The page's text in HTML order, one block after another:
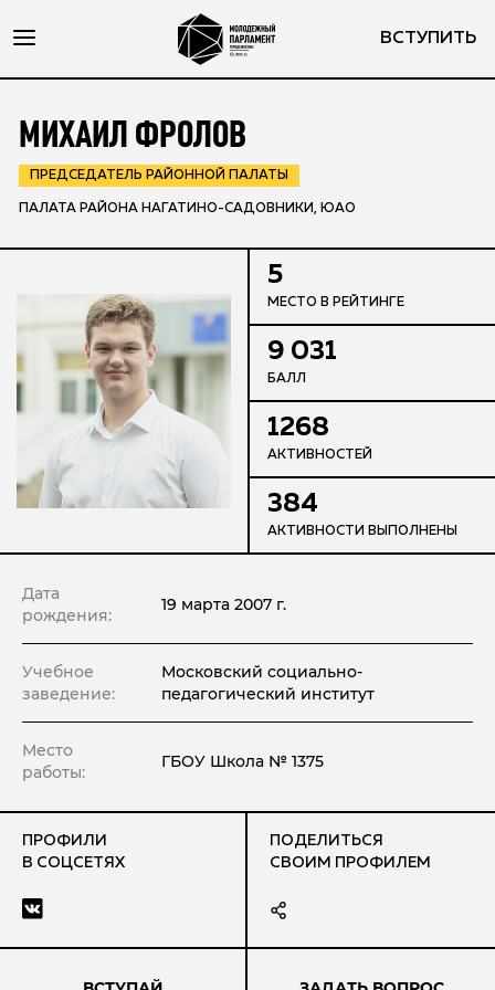
ВСТУПИТЬ
МИХАИЛ ФРОЛОВ
ПРЕДСЕДАТЕЛЬ РАЙОННОЙ ПАЛАТЫ
ПАЛАТА РАЙОНА НАГАТИНО-САДОВНИКИ, ЮАО
5
МЕСТО В РЕЙТИНГЕ
9 031
БАЛЛ
1268
АКТИВНОСТЕЙ
384
АКТИВНОСТИ ВЫПОЛНЕНЫ
Дата
рождения:
19 марта 2007 г.
Учебное
заведение:
Московский социально-
педагогический институт
Место
работы:
ГБОУ Школа № 1375
ПРОФИЛИ
В СОЦСЕТЯХ
ПОДЕЛИТЬСЯ
СВОИМ ПРОФИЛЕМ